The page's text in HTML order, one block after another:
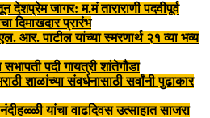
देशप्रेम जागर: म.मं ताराराणी पदवीपूर्व
दिमाखदार प्रारंभ
आर. पाटील यांच्या स्मरणार्थ २१ व्या भव्य
पदी गायत्री शांतेगौडा
शाळांच्या संवर्धनासाठी सर्वांनी पुढाकार
यांचा वाढदिवस उत्साहात साजरा